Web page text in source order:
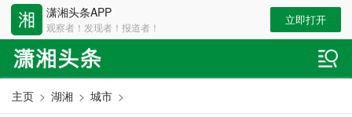
潇湘头条APP
观察者！发现者！报道者！
立即打开
主页 > 湖湘 > 城市 >